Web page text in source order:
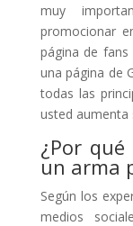
muy
promocionar
página de
una página de
todas las
usted aumenta
¿Por
un arma
Según los
medios